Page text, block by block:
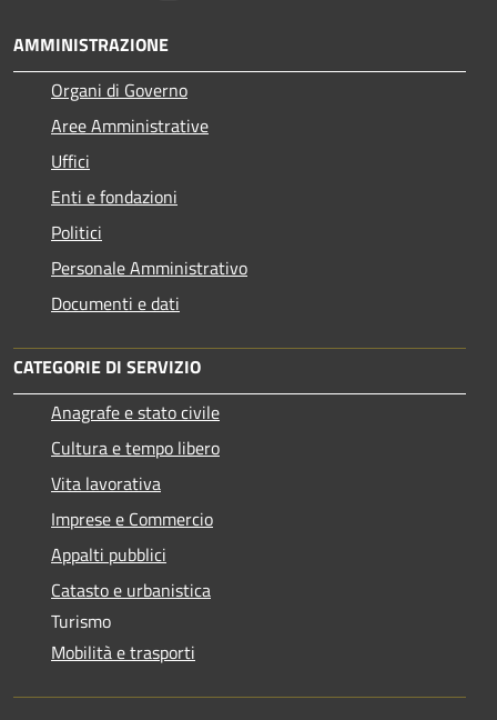
AMMINISTRAZIONE
Organi di Governo
Aree Amministrative
Uffici
Enti e fondazioni
Politici
Personale Amministrativo
Documenti e dati
CATEGORIE DI SERVIZIO
Anagrafe e stato civile
Cultura e tempo libero
Vita lavorativa
Imprese e Commercio
Appalti pubblici
Catasto e urbanistica
Turismo
Mobilità e trasporti